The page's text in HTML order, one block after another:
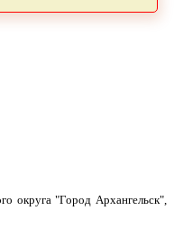
округа "Город Архангельск",